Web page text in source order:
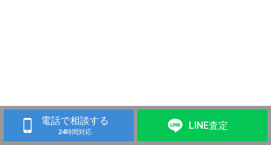
電話で相談する
24時間対応
LINE査定